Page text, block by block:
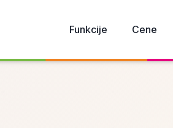
Funkcije
Cene